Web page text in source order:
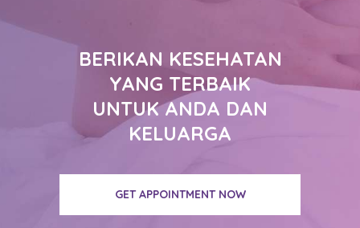
BERIKAN KESEHATAN
YANG TERBAIK
UNTUK ANDA DAN
KELUARGA
GET APPOINTMENT NOW